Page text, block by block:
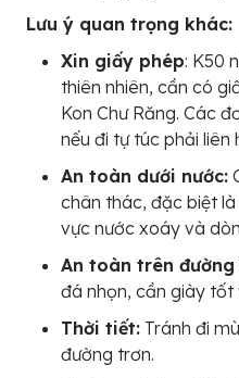
Lưu ý quan trọng khác:
Xin giấy phép: K50
thiên nhiên, cần có
Kon Chư Răng. Các
nếu đi tự túc phải liên
An toàn dưới nước:
chân thác, đặc biệt
vực nước xoáy và
An toàn trên
đá nhọn, cần giày tốt
Thời tiết: Tránh đi
đường trơn.